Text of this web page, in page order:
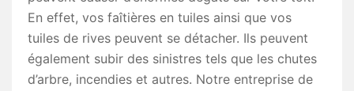
En effet, vos faîtières en tuiles ainsi que vos
tuiles de rives peuvent se détacher. Ils peuvent
également subir des sinistres tels que les chutes
d’arbre, incendies et autres. Notre entreprise de